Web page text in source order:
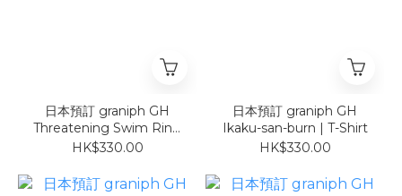
日本預訂 graniph GH
Threatening Swim Ring
| T-Shirt
HK$330.00
日本預訂 graniph GH
Ikaku-san-burn | T-Shirt
HK$330.00